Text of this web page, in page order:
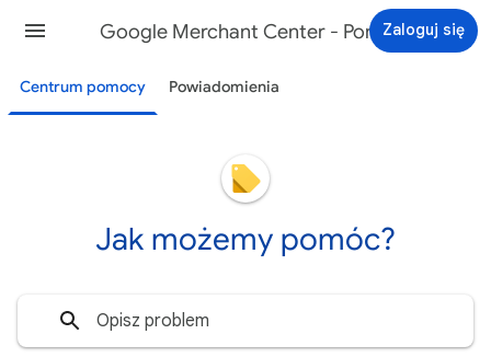
Google Merchant Center - PomocZaloguj się
Centrum pomocy Powiadomienia
Jak możemy pomóc?